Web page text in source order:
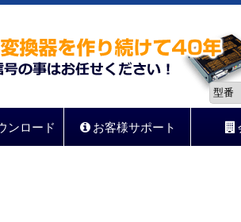
ンロード お客様サポート